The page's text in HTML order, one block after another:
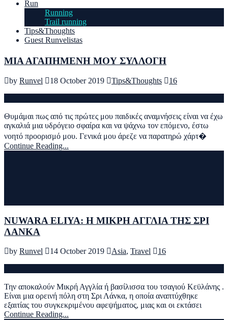
Run
Running
Trail running
Tips&Thoughts
Guest Runvelistas
ΜΙΑ ΑΓΑΠΗΜΕΝΗ ΜΟΥ ΣΥΛΛΟΓΗ
by Runvel 18 October 2019 Tips&Thoughts 16
Θυμάμαι πως από τις πρώτες μου παιδικές αναμνήσεις είναι να έχω
αγκαλιά μια υδρόγειο σφαίρα και να ψάχνω τον επόμενο, έστω
νοητό προορισμό μου. Γενικά μου άρεζε να παρατηρώ χάρτ�
Continue Reading...
NUWARA ELIYA: H ΜΙΚΡΗ ΑΓΓΛΙΑ ΤΗΣ ΣΡΙ
ΛΑΝΚΑ
by Runvel 14 October 2019 Asia, Travel 16
Την αποκαλούν Μικρή Αγγλία ή βασίλισσα του τσαγιού Κεϋλάνης .
Είναι μια ορεινή πόλη στη Σρι Λάνκα, η οποία αναπτύχθηκε
εξαιτίας του συγκεκριμένου αφεψήματος, μιας και οι εκτάσει
Continue Reading...